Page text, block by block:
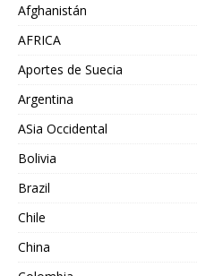
Afghanistán
AFRICA
Aportes de Suecia
Argentina
ASia Occidental
Bolivia
Brazil
Chile
China